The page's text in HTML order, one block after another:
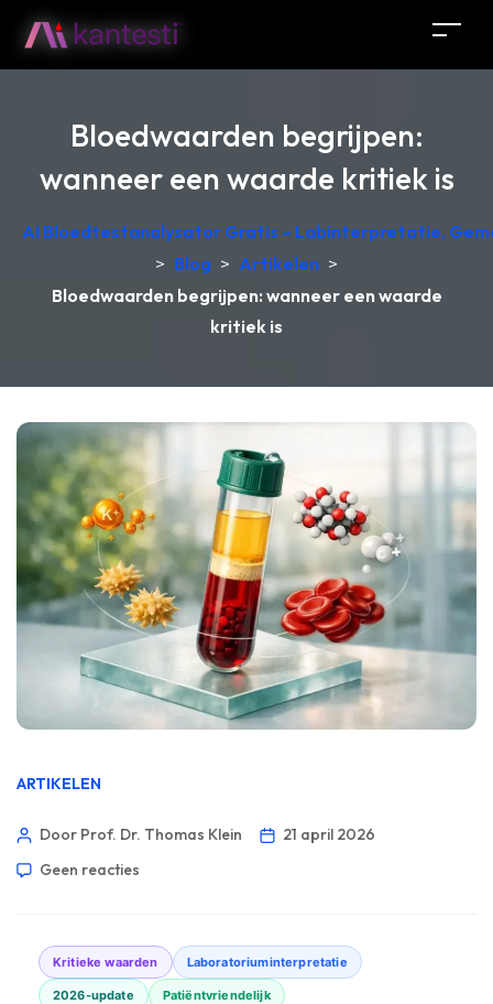
Bloedwaarden begrijpen:
wanneer een waarde kritiek is
AI Bloedtestanalysator Gratis – Labinterpretatie,
> Blog > Artikelen >
Bloedwaarden begrijpen: wanneer een waarde
kritiek is
ARTIKELEN
Door Prof. Dr. Thomas Klein
21 april 2026
Geen reacties
Kritieke waarden Laboratoriuminterpretatie
2026-update Patiëntvriendelijk